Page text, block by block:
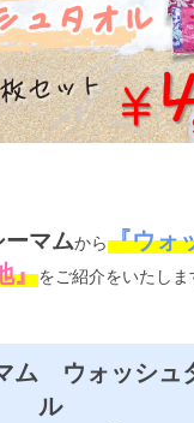
ーマムから『ウォ
』をご紹介をいたしま
ム ウォッシュ
ル